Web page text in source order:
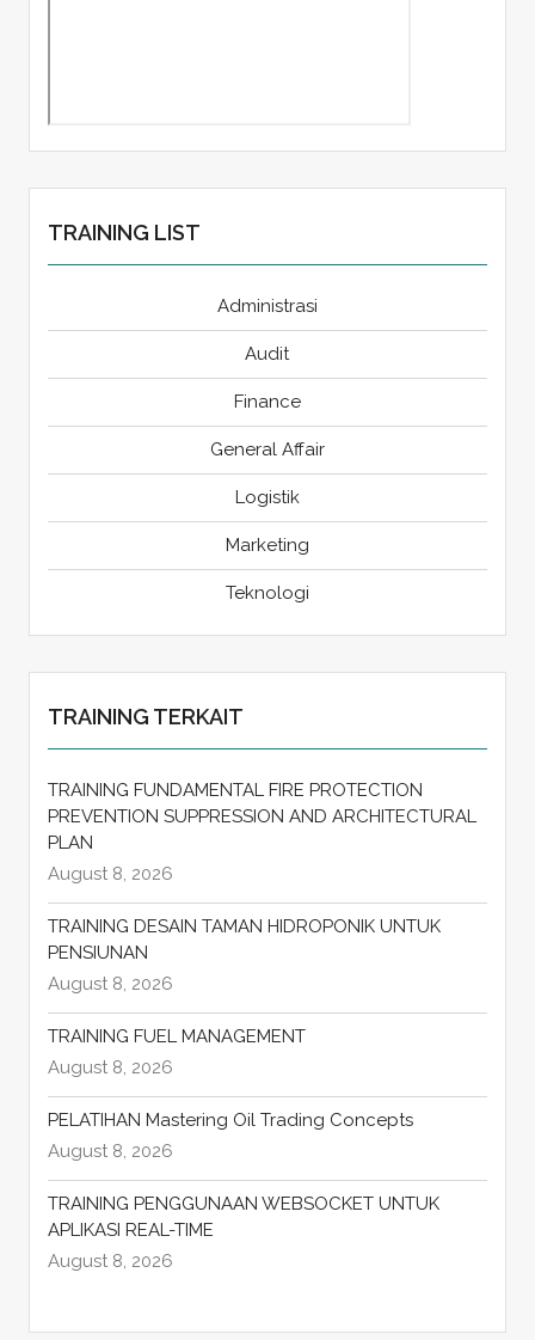
TRAINING LIST
Administrasi
Audit
Finance
General Affair
Logistik
Marketing
Teknologi
TRAINING TERKAIT
TRAINING FUNDAMENTAL FIRE PROTECTION
PREVENTION SUPPRESSION AND ARCHITECTURAL
PLAN
August 8, 2026
TRAINING DESAIN TAMAN HIDROPONIK UNTUK
PENSIUNAN
August 8, 2026
TRAINING FUEL MANAGEMENT
August 8, 2026
PELATIHAN Mastering Oil Trading Concepts
August 8, 2026
TRAINING PENGGUNAAN WEBSOCKET UNTUK
APLIKASI REAL-TIME
August 8, 2026